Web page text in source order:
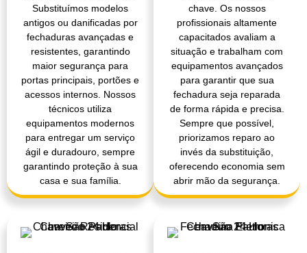
Substituímos modelos
antigos ou danificadas por
fechaduras avançadas e
resistentes, garantindo
maior segurança para
portas principais, portões e
acessos internos. Nossos
técnicos utiliza
equipamentos modernos
para entregar um serviço
ágil e duradouro, sempre
garantindo proteção à sua
casa e sua família.
chave. Os nossos
profissionais altamente
capacitados avaliam a
situação e trabalham com
equipamentos avançados
para garantir que sua
fechadura seja reparada
de forma rápida e precisa.
Sempre que possível,
priorizamos reparo ao
invés da substituição,
oferecendo economia sem
abrir mão da segurança.